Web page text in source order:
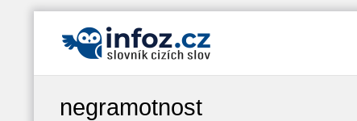
negramotnost